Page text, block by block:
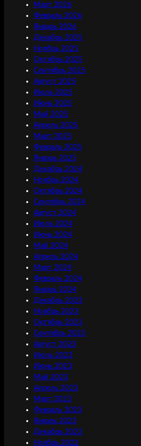
Март 2026
Февраль 2026
Январь 2026
Декабрь 2025
Ноябрь 2025
Октябрь 2025
Сентябрь 2025
Август 2025
Июль 2025
Июнь 2025
Май 2025
Апрель 2025
Март 2025
Февраль 2025
Январь 2025
Декабрь 2024
Ноябрь 2024
Октябрь 2024
Сентябрь 2024
Август 2024
Июль 2024
Июнь 2024
Май 2024
Апрель 2024
Март 2024
Февраль 2024
Январь 2024
Декабрь 2023
Ноябрь 2023
Октябрь 2023
Сентябрь 2023
Август 2023
Июль 2023
Июнь 2023
Май 2023
Апрель 2023
Март 2023
Февраль 2023
Январь 2023
Декабрь 2022
Ноябрь 2022